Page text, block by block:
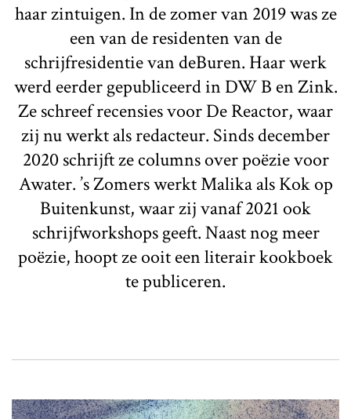
haar zintuigen. In de zomer van 2019 was ze
een van de residenten van de
schrijfresidentie van deBuren. Haar werk
werd eerder gepubliceerd in DW B en Zink.
Ze schreef recensies voor De Reactor, waar
zij nu werkt als redacteur. Sinds december
2020 schrijft ze columns over poëzie voor
Awater. ’s Zomers werkt Malika als Kok op
Buitenkunst, waar zij vanaf 2021 ook
schrijfworkshops geeft. Naast nog meer
poëzie, hoopt ze ooit een literair kookboek
te publiceren.